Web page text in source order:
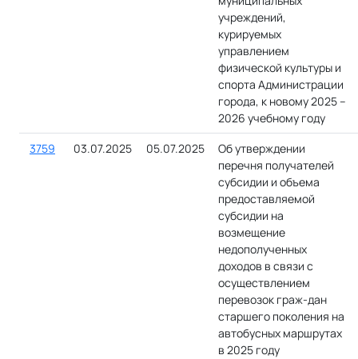
учреждений,
курируемых
управлением
физической культуры и
спорта Администрации
города, к новому 2025 –
2026 учебному году
3759
03.07.2025 05.07.2025
Об утверждении
перечня получателей
субсидии и объема
предоставляемой
субсидии на
возмещение
недополученных
доходов в связи с
осуществлением
перевозок граж-дан
старшего поколения на
автобусных маршрутах
в 2025 году